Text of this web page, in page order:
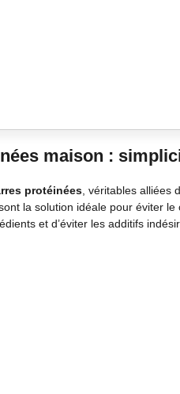
maison :
protéinées, véritables alliées
la solution idéale pour éviter
et d’éviter les additifs